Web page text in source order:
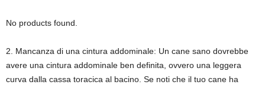
No products found.
2. Mancanza di una cintura addominale: Un cane sano dovrebbe
avere una cintura addominale ben definita, ovvero una leggera
curva dalla cassa toracica al bacino. Se noti che il tuo cane ha